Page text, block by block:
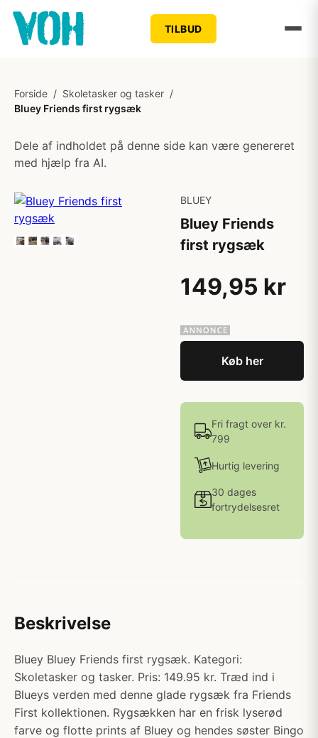
TILBUD
Forside / Skoletasker og tasker /
Bluey Friends first rygsæk
Dele af indholdet på denne side kan være genereret
med hjælp fra AI.
BLUEY
Bluey Friends
first rygsæk
149,95 kr
Køb her
Fri fragt over kr.
799
Hurtig levering
30 dages
fortrydelsesret
Beskrivelse
Bluey Bluey Friends first rygsæk. Kategori:
Skoletasker og tasker. Pris: 149.95 kr. Træd ind i
Blueys verden med denne glade rygsæk fra Friends
First kollektionen. Rygsækken har en frisk lyserød
farve og flotte prints af Bluey og hendes søster Bingo